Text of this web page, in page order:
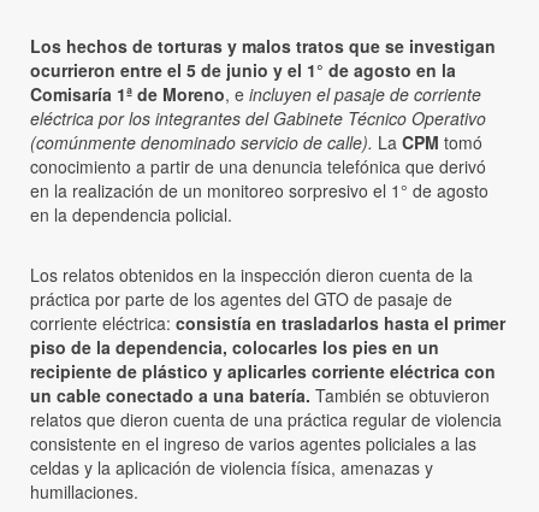
Los hechos de torturas y malos tratos que se investigan
ocurrieron entre el 5 de junio y el 1° de agosto en la
Comisaría 1ª de Moreno, e incluyen el pasaje de corriente
eléctrica por los integrantes del Gabinete Técnico Operativo
(comúnmente denominado servicio de calle). La CPM tomó
conocimiento a partir de una denuncia telefónica que derivó
en la realización de un monitoreo sorpresivo el 1° de agosto
en la dependencia policial.
Los relatos obtenidos en la inspección dieron cuenta de la
práctica por parte de los agentes del GTO de pasaje de
corriente eléctrica: consistía en trasladarlos hasta el primer
piso de la dependencia, colocarles los pies en un
recipiente de plástico y aplicarles corriente eléctrica con
un cable conectado a una batería. También se obtuvieron
relatos que dieron cuenta de una práctica regular de violencia
consistente en el ingreso de varios agentes policiales a las
celdas y la aplicación de violencia física, amenazas y
humillaciones.